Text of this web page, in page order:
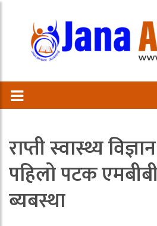
राप्ती स्वास्थ्य
पहिलो पटक
ब्यबस्था